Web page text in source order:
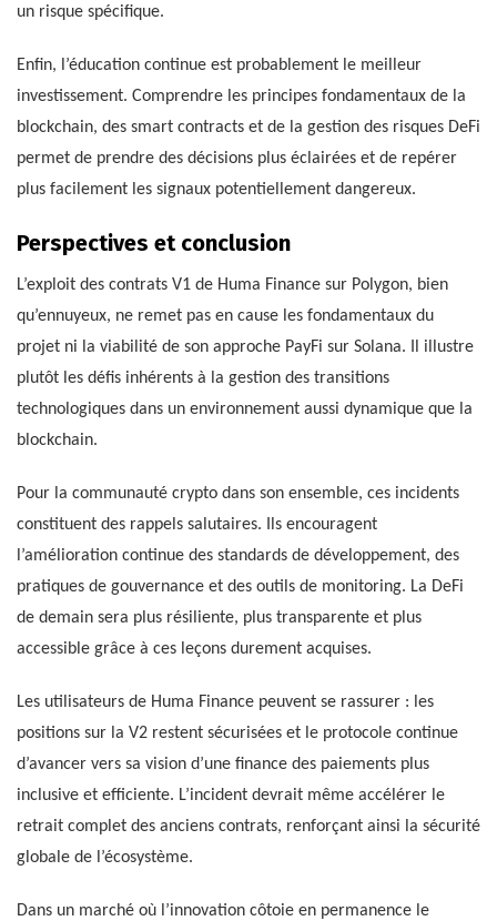
un risque spécifique.
Enfin, l’éducation continue est probablement le meilleur
investissement. Comprendre les principes fondamentaux de la
blockchain, des smart contracts et de la gestion des risques DeFi
permet de prendre des décisions plus éclairées et de repérer
plus facilement les signaux potentiellement dangereux.
Perspectives et conclusion
L’exploit des contrats V1 de Huma Finance sur Polygon, bien
qu’ennuyeux, ne remet pas en cause les fondamentaux du
projet ni la viabilité de son approche PayFi sur Solana. Il illustre
plutôt les défis inhérents à la gestion des transitions
technologiques dans un environnement aussi dynamique que la
blockchain.
Pour la communauté crypto dans son ensemble, ces incidents
constituent des rappels salutaires. Ils encouragent
l’amélioration continue des standards de développement, des
pratiques de gouvernance et des outils de monitoring. La DeFi
de demain sera plus résiliente, plus transparente et plus
accessible grâce à ces leçons durement acquises.
Les utilisateurs de Huma Finance peuvent se rassurer : les
positions sur la V2 restent sécurisées et le protocole continue
d’avancer vers sa vision d’une finance des paiements plus
inclusive et efficiente. L’incident devrait même accélérer le
retrait complet des anciens contrats, renforçant ainsi la sécurité
globale de l’écosystème.
Dans un marché où l’innovation côtoie en permanence le